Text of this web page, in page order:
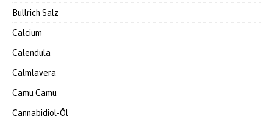
Bullrich Salz
Calcium
Calendula
Calmlavera
Camu Camu
Cannabidiol-Öl